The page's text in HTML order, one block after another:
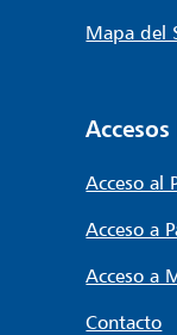
Mapa del
Acceso al
Acceso a
Acceso a
Contacto